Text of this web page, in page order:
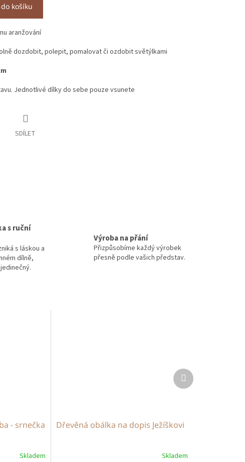
košíku
aranžování
dozdobit, polepit, pomalovat či ozdobit světýlkami
Jednotlivé dílky do sebe pouze vsunete
SDÍLET
s ruční
s láskou a
dílně,
Výroba na přání
Přizpůsobíme každý výrobek
přesně podle vašich představ.
- srnečka
Skladem
Dřevěná obálka na dopis Ježíškovi
Skladem
Další
produkt